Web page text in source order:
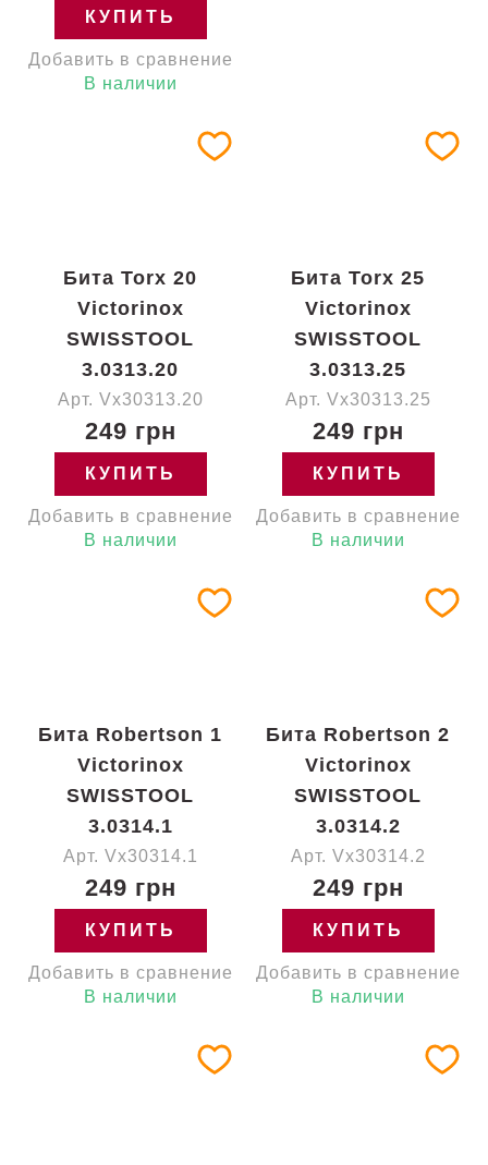
КУПИТЬ
Добавить в сравнение
В наличии
Бита Torx 20
Victorinox
SWISSTOOL
3.0313.20
Арт. Vx30313.20
249 грн
КУПИТЬ
Добавить в сравнение
В наличии
Бита Torx 25
Victorinox
SWISSTOOL
3.0313.25
Арт. Vx30313.25
249 грн
КУПИТЬ
Добавить в сравнение
В наличии
Бита Robertson 1
Victorinox
SWISSTOOL
3.0314.1
Арт. Vx30314.1
249 грн
КУПИТЬ
Добавить в сравнение
В наличии
Бита Robertson 2
Victorinox
SWISSTOOL
3.0314.2
Арт. Vx30314.2
249 грн
КУПИТЬ
Добавить в сравнение
В наличии